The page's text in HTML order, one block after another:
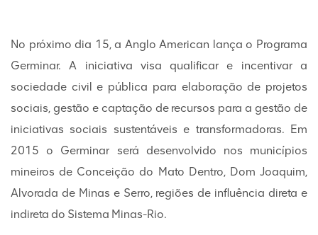
No próximo dia 15, a Anglo American lança o Programa
Germinar. A iniciativa visa qualificar e incentivar a
sociedade civil e pública para elaboração de projetos
sociais, gestão e captação de recursos para a gestão de
iniciativas sociais sustentáveis e transformadoras. Em
2015 o Germinar será desenvolvido nos municípios
mineiros de Conceição do Mato Dentro, Dom Joaquim,
Alvorada de Minas e Serro, regiões de influência direta e
indireta do Sistema Minas-Rio.